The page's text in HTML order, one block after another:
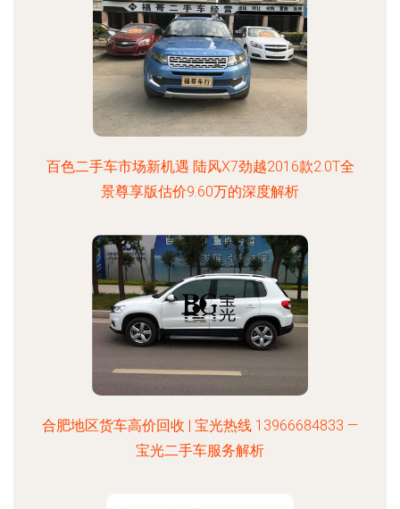
百色二手车市场新机遇 陆风X7劲越2016款2.0T全
景尊享版估价9.60万的深度解析
合肥地区货车高价回收 | 宝光热线 13966684833 —
宝光二手车服务解析